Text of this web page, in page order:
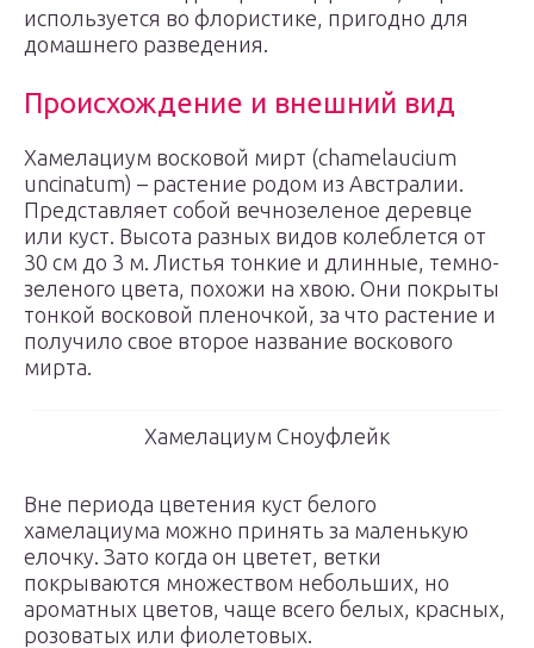
используется во флористике, пригодно для
домашнего разведения.
Происхождение и внешний вид
Хамелациум восковой мирт (chamelaucium
uncinatum) – растение родом из Австралии.
Представляет собой вечнозеленое деревце
или куст. Высота разных видов колеблется от
30 см до 3 м. Листья тонкие и длинные, темно-
зеленого цвета, похожи на хвою. Они покрыты
тонкой восковой пленочкой, за что растение и
получило свое второе название воскового
мирта.
Хамелациум Сноуфлейк
Вне периода цветения куст белого
хамелациума можно принять за маленькую
елочку. Зато когда он цветет, ветки
покрываются множеством небольших, но
ароматных цветов, чаще всего белых, красных,
розоватых или фиолетовых.